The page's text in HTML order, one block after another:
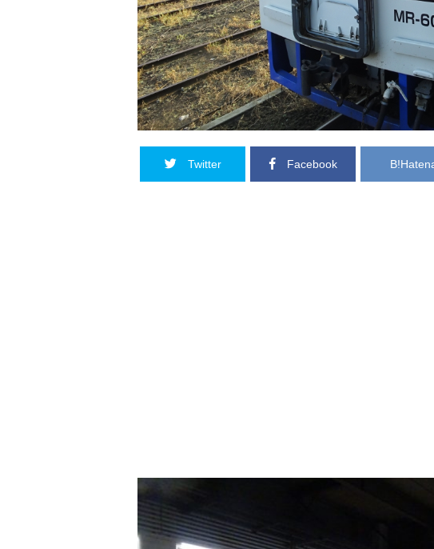
Twitter Facebook B!